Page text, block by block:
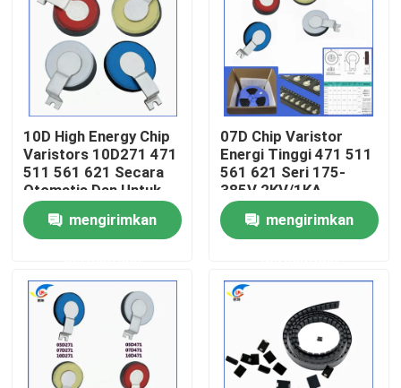
Rumah
Produk
Video
Tentang Kami
10D High Energy Chip
Varistors 10D271 471
511 561 621 Secara
Otomatis Dan Untuk
LED
mengirimkan
07D Chip Varistor
Energi Tinggi 471 511
561 621 Seri 175-
385V 2KV/1KA
mengirimkan